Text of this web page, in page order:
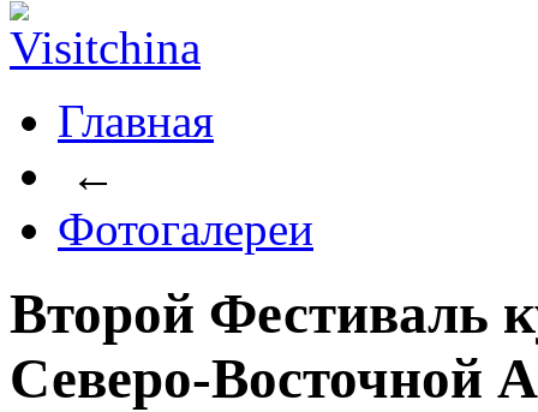
Главная
←
Фотогалереи
Второй Фестиваль
Северо-Восточной